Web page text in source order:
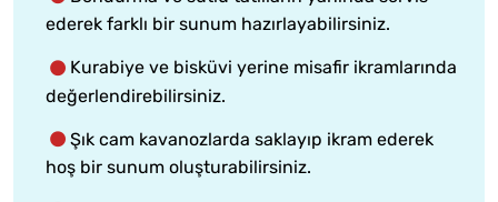
ederek farklı bir sunum hazırlayabilirsiniz.
Kurabiye ve bisküvi yerine misafir ikramlarında
değerlendirebilirsiniz.
Şık cam kavanozlarda saklayıp ikram ederek
hoş bir sunum oluşturabilirsiniz.